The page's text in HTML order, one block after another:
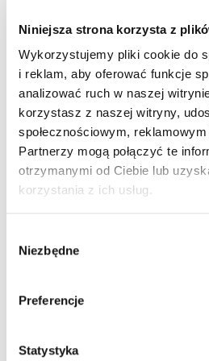
Niniejsza strona korzysta z
Wykorzystujemy pliki cookie do
i reklam, aby oferować funkcje
analizować ruch w naszej
korzystasz z naszej witryny,
społecznościowym,
Partnerzy mogą połączyć te
otrzymanymi od Ciebie lub
korzystania z ich usług.
zgody
Niezbędne
Preferencje
Statystyka
nie tylko na specjalne
aksamitnym motywem
Oceniono
5.00
69.00zł
S M L
na 5
S
Pas do pończoch Nives czarny